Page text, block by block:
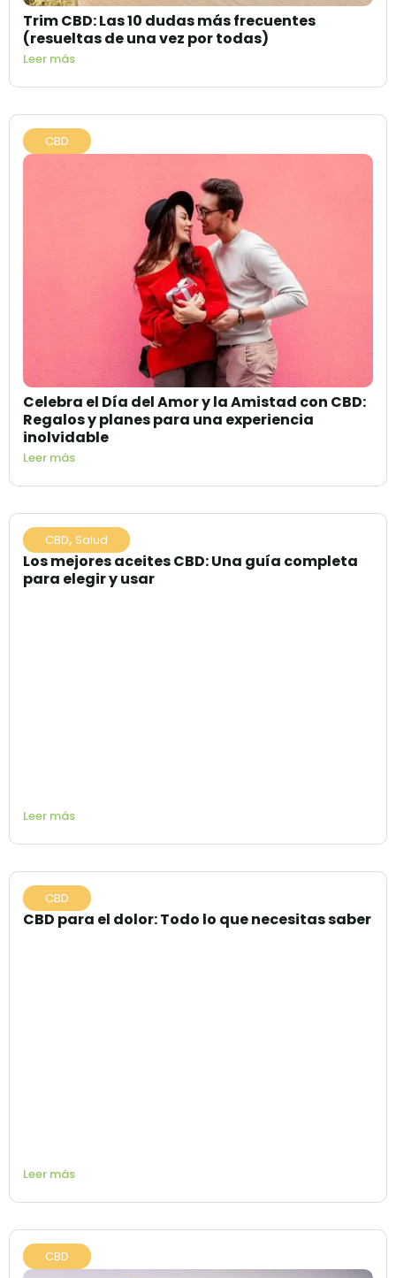
Trim CBD: Las 10 dudas más frecuentes
(resueltas de una vez por todas)
Leer más
CBD
Celebra el Día del Amor y la Amistad con CBD:
Regalos y planes para una experiencia
inolvidable
Leer más
CBD, Salud
Los mejores aceites CBD: Una guía completa
para elegir y usar
Leer más
CBD
CBD para el dolor: Todo lo que necesitas saber
Leer más
CBD